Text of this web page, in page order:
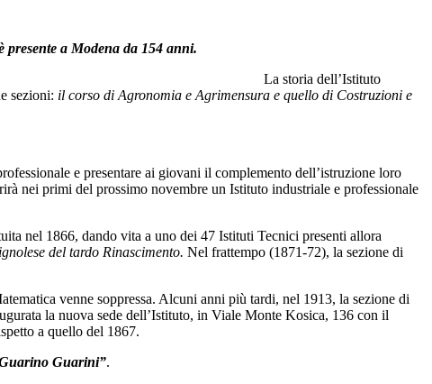
presente a Modena da 154 anni.
La storia dell’Istituto
sezioni: il corso di Agronomia e Agrimensura e quello di Costruzioni e
e presentare ai giovani il complemento dell’istruzione loro
nei primi del prossimo novembre un Istituto industriale e professionale
nel 1866, dando vita a uno dei 47 Istituti Tecnici presenti allora
del tardo Rinascimento. Nel frattempo (1871-72), la sezione di
venne soppressa. Alcuni anni più tardi, nel 1913, la sezione di
la nuova sede dell’Istituto, in Viale Monte Kosica, 136 con il
a quello del 1867.
Guarini”.